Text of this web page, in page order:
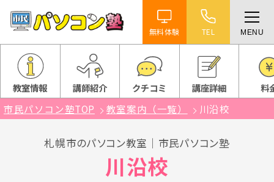
無料体験 TEL MENU
ホーム
特徴
講座紹介
教室情報 講師紹介 クチコミ 講座詳細 料
市民パソコン塾TOP 教室案内（一覧） 川沿校
札幌市のパソコン教室｜市民パソコン塾
川沿校